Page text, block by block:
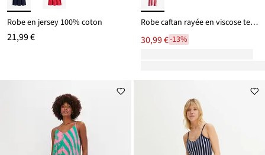
Robe en jersey 100% coton
21,99 €
Robe caftan rayée en viscose texturée
30,99 €-13%